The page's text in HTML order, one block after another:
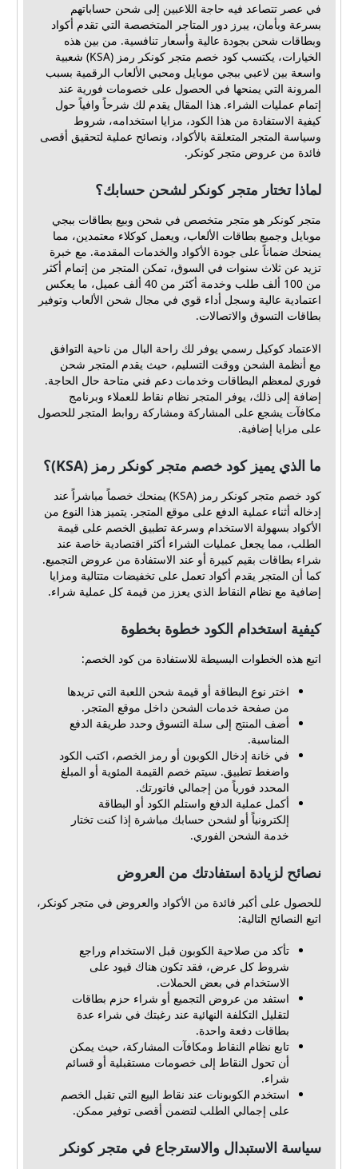
في عصر تتصاعد فيه حاجة اللاعبين إلى شحن حساباتهم
بسرعة وبأمان، يبرز دور المتاجر المتخصصة التي تقدم أكواد
وبطاقات شحن بجودة عالية وأسعار تنافسية. من بين هذه
الخيارات، يكتسب كود خصم متجر كونكر رمز (KSA) شعبية
واسعة بين لاعبي ببجي موبايل ومحبي الألعاب الرقمية بسبب
المرونة التي يمنحها في الحصول على خصومات فورية عند
إتمام عمليات الشراء. هذا المقال يقدم لك شرحاً وافياً حول
كيفية الاستفادة من هذا الكود، مزايا استخدامه، شروط
وسياسة المتجر المتعلقة بالأكواد، ونصائح عملية لتحقيق أقصى
فائدة من عروض متجر كونكر.
لماذا تختار متجر كونكر لشحن حسابك؟
متجر كونكر هو متجر متخصص في شحن وبيع بطاقات ببجي
موبايل وجميع بطاقات الألعاب، ويعمل كوكلاء معتمدين، مما
يمنحك ضماناً على جودة الأكواد والخدمات المقدمة. مع خبرة
تزيد عن ثلاث سنوات في السوق، تمكن المتجر من إتمام أكثر
من 100 ألف طلب وخدمة أكثر من 40 ألف عميل، ما يعكس
اعتمادية عالية وسجل أداء قوي في مجال شحن الألعاب وتوفير
بطاقات التسوق والاتصالات.
الاعتماد كوكيل رسمي يوفر لك راحة البال من ناحية التوافق
مع أنظمة الشحن ووقت التسليم، حيث يقدم المتجر شحن
فوري لمعظم البطاقات وخدمات دعم فني متاحة حال الحاجة.
إضافة إلى ذلك، يوفر المتجر نظام نقاط للعملاء وبرنامج
مكافآت يشجع على المشاركة ومشاركة روابط المتجر للحصول
على مزايا إضافية.
ما الذي يميز كود خصم متجر كونكر رمز (KSA)؟
كود خصم متجر كونكر رمز (KSA) يمنحك خصماً مباشراً عند
إدخاله أثناء عملية الدفع على موقع المتجر. يتميز هذا النوع من
الأكواد بسهولة الاستخدام وسرعة تطبيق الخصم على قيمة
الطلب، مما يجعل عمليات الشراء أكثر اقتصادية خاصة عند
شراء بطاقات بقيم كبيرة أو عند الاستفادة من عروض التجميع.
كما أن المتجر يقدم أكواد تعمل على تخفيضات متتالية ومزايا
إضافية مع نظام النقاط الذي يعزز من قيمة كل عملية شراء.
كيفية استخدام الكود خطوة بخطوة
اتبع هذه الخطوات البسيطة للاستفادة من كود الخصم:
اختر نوع البطاقة أو قيمة شحن اللعبة التي تريدها
من صفحة خدمات الشحن داخل موقع المتجر.
أضف المنتج إلى سلة التسوق وحدد طريقة الدفع
المناسبة.
في خانة إدخال الكوبون أو رمز الخصم، اكتب الكود
واضغط تطبيق. سيتم خصم القيمة المئوية أو المبلغ
المحدد فورياً من إجمالي فاتورتك.
أكمل عملية الدفع واستلم الكود أو البطاقة
إلكترونياً أو لشحن حسابك مباشرة إذا كنت تختار
خدمة الشحن الفوري.
نصائح لزيادة استفادتك من العروض
للحصول على أكبر فائدة من الأكواد والعروض في متجر كونكر،
اتبع النصائح التالية:
تأكد من صلاحية الكوبون قبل الاستخدام وراجع
شروط كل عرض، فقد تكون هناك قيود على
الاستخدام في بعض الحملات.
استفد من عروض التجميع أو شراء حزم بطاقات
لتقليل التكلفة النهائية عند رغبتك في شراء عدة
بطاقات دفعة واحدة.
تابع نظام النقاط ومكافآت المشاركة، حيث يمكن
أن تحول النقاط إلى خصومات مستقبلية أو قسائم
شراء.
استخدم الكوبونات عند نقاط البيع التي تقبل الخصم
على إجمالي الطلب لتضمن أقصى توفير ممكن.
سياسة الاستبدال والاسترجاع في متجر كونكر